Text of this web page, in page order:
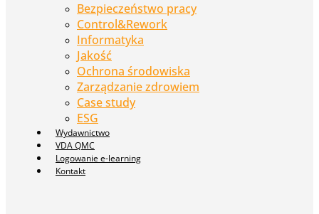
Bezpieczeństwo pracy
Control&Rework
Informatyka
Jakość
Ochrona środowiska
Zarządzanie zdrowiem
Case study
ESG
Wydawnictwo
VDA QMC
Logowanie e-learning
Kontakt